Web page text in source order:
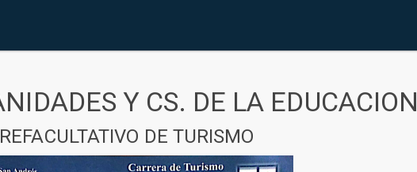
Y CS. DE LA EDUCACION
DE TURISMO